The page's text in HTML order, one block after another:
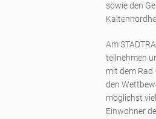
sowie den
Am
teilnehmen
mit dem
den
möglichst
Einwohner